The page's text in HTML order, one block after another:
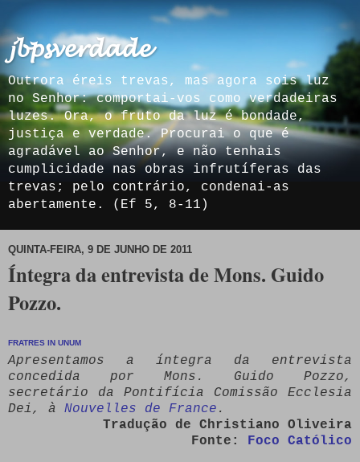
𝓳𝓫𝓹𝓼𝓿𝓮𝓻𝓭𝓪𝓭𝓮
Outrora éreis trevas, mas agora sois luz
no Senhor: comportai-vos como verdadeiras
luzes. Ora, o fruto da luz é bondade,
justiça e verdade. Procurai o que é
agradável ao Senhor, e não tenhais
cumplicidade nas obras infrutíferas das
trevas; pelo contrário, condenai-as
abertamente. (Ef 5, 8-11)
QUINTA-FEIRA, 9 DE JUNHO DE 2011
Íntegra da entrevista de Mons. Guido
Pozzo.
FRATRES IN UNUM
Apresentamos a íntegra da entrevista
concedida por Mons. Guido Pozzo,
secretário da Pontifícia Comissão Ecclesia
Dei, à Nouvelles de France .
Tradução de Christiano Oliveira
Fonte: Foco Católico